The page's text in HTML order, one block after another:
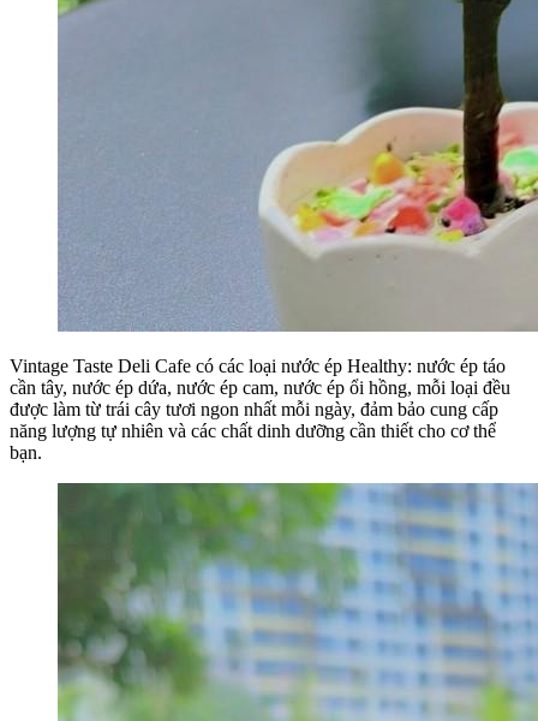
Vintage Taste Deli Cafe có các loại nước ép Healthy: nước ép táo
cần tây, nước ép dứa, nước ép cam, nước ép ổi hồng, mỗi loại đều
được làm từ trái cây tươi ngon nhất mỗi ngày, đảm bảo cung cấp
năng lượng tự nhiên và các chất dinh dưỡng cần thiết cho cơ thể
bạn.